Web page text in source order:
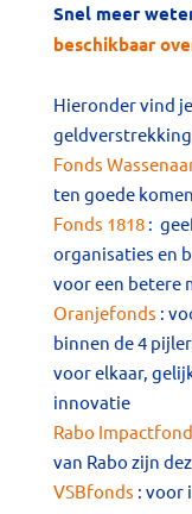
Snel meer
beschikbaar
Hieronder vind
Fonds
ten goede
Fonds 1818:
organisaties en
voor een betere
Oranjefonds :
binnen de 4
voor elkaar,
innovatie
Rabo
van Rabo zijn
VSBfonds : voor